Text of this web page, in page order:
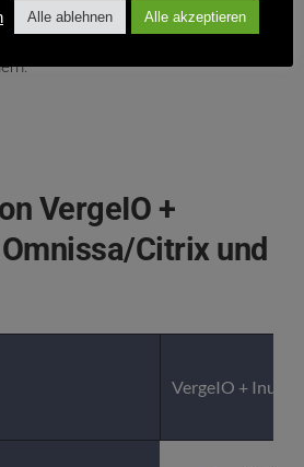
einschließlich vor Ort,
Clouds oder einer Mischung
VergeIO +
Citrix und
VergeIO +
Alle ablehnen Alle akzeptieren